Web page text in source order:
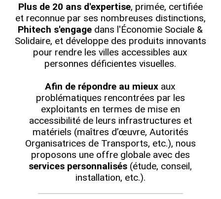
Plus de 20 ans d'expertise, primée, certifiée
et reconnue par ses nombreuses distinctions,
Phitech s'engage dans l'Économie Sociale &
Solidaire, et développe des produits innovants
pour rendre les villes accessibles aux
personnes déficientes visuelles.
Afin de répondre au mieux aux
problématiques rencontrées par les
exploitants en termes de mise en
accessibilité de leurs infrastructures et
matériels (maîtres d’œuvre, Autorités
Organisatrices de Transports, etc.), nous
proposons une offre globale avec des
services personnalisés (étude, conseil,
installation, etc.).